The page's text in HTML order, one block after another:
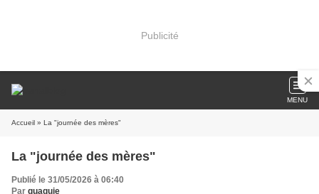
Publicité
MENU
Accueil » La "journée des mères"
La "journée des mères"
Publié le 31/05/2026 à 06:40
Par quaquie